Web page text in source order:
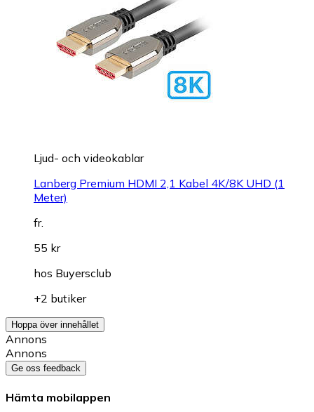
Ljud- och videokablar
Lanberg Premium HDMI 2,1 Kabel 4K/8K UHD (1
Meter)
fr.
55 kr
hos Buyersclub
+2 butiker
Hoppa över innehållet
Annons
Annons
Ge oss feedback
Hämta mobilappen